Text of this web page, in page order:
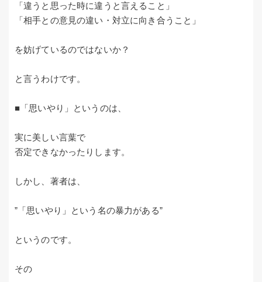
「違うと思った時に違うと言えること」
「相手との意見の違い・対立に向き合うこと」
を妨げているのではないか？
と言うわけです。
■「思いやり」というのは、
実に美しい言葉で
否定できなかったりします。
しかし、著者は、
”「思いやり」という名の暴力がある”
というのです。
その